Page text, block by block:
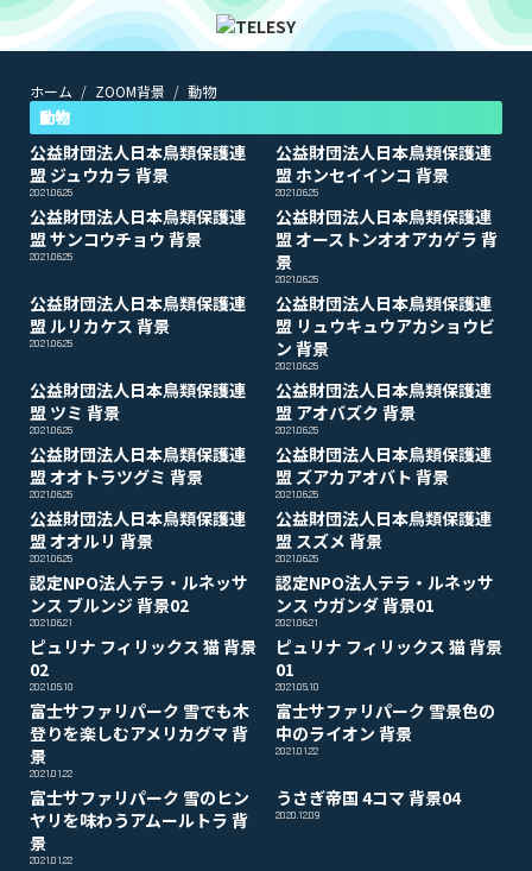
コラム
ZOOM背景
TELESYについて
ホーム ZOOM背景 動物
動物
公益財団法人日本鳥類保護連
盟 ジュウカラ 背景
2021.06.25
公益財団法人日本鳥類保護連
盟 ホンセイインコ 背景
2021.06.25
公益財団法人日本鳥類保護連
盟 サンコウチョウ 背景
2021.06.25
公益財団法人日本鳥類保護連
盟 オーストンオオアカゲラ 背
景
2021.06.25
公益財団法人日本鳥類保護連
盟 ルリカケス 背景
2021.06.25
公益財団法人日本鳥類保護連
盟 リュウキュウアカショウビ
ン 背景
2021.06.25
公益財団法人日本鳥類保護連
盟 ツミ 背景
2021.06.25
公益財団法人日本鳥類保護連
盟 アオバズク 背景
2021.06.25
公益財団法人日本鳥類保護連
盟 オオトラツグミ 背景
2021.06.25
公益財団法人日本鳥類保護連
盟 ズアカアオバト 背景
2021.06.25
公益財団法人日本鳥類保護連
盟 オオルリ 背景
2021.06.25
公益財団法人日本鳥類保護連
盟 スズメ 背景
2021.06.25
認定NPO法人テラ・ルネッサ
ンス ブルンジ 背景02
2021.06.21
認定NPO法人テラ・ルネッサ
ンス ウガンダ 背景01
2021.06.21
ピュリナ フィリックス 猫 背景
02
2021.05.10
ピュリナ フィリックス 猫 背景
01
2021.05.10
富士サファリパーク 雪でも木
登りを楽しむアメリカグマ 背
景
2021.01.22
富士サファリパーク 雪景色の
中のライオン 背景
2021.01.22
富士サファリパーク 雪のヒン
ヤリを味わうアムールトラ 背
景
2021.01.22
うさぎ帝国 4コマ 背景04
2020.12.09